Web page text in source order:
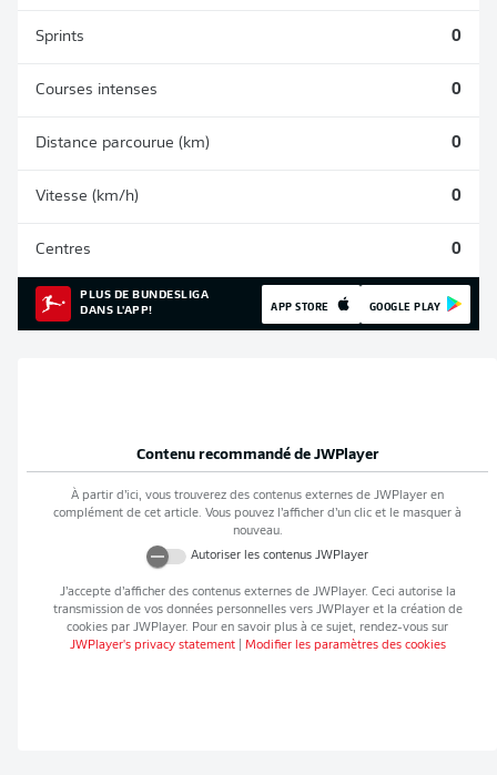
Sprints 0
Courses intenses 0
Distance parcourue (km) 0
Vitesse (km/h) 0
Centres 0
PLUS DE BUNDESLIGA
DANS L'APP!
APP STORE GOOGLE PLAY
Contenu recommandé de JWPlayer
À partir d’ici, vous trouverez des contenus externes de JWPlayer en
complément de cet article. Vous pouvez l’afficher d’un clic et le masquer à
nouveau.
Autoriser les contenus JWPlayer
J’accepte d’afficher des contenus externes de JWPlayer. Ceci autorise la
transmission de vos données personnelles vers JWPlayeret la création de
cookies par JWPlayer. Pour en savoir plus à ce sujet, rendez-vous sur
JWPlayer's privacy statement| Modifier les paramètres des cookies